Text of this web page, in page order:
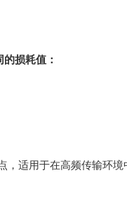
损耗值：
适用于在高频传输环境